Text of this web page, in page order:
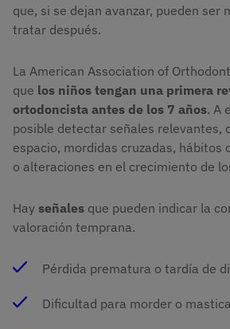
que, si se dejan avanzar, pueden ser
tratar después.
La American Association of
que los niños tengan una primera
ortodoncista antes de los 7 años. A
posible detectar señales relevantes,
espacio, mordidas cruzadas, hábitos
o alteraciones en el crecimiento de
Hay señales que pueden indicar la
valoración temprana.
Pérdida prematura o tardía de
Dificultad para morder o